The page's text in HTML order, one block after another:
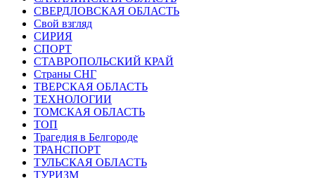
СВЕРДЛОВСКАЯ ОБЛАСТЬ
Свой взгляд
СИРИЯ
СПОРТ
СТАВРОПОЛЬСКИЙ КРАЙ
Страны СНГ
ТВЕРСКАЯ ОБЛАСТЬ
ТЕХНОЛОГИИ
ТОМСКАЯ ОБЛАСТЬ
ТОП
Трагедия в Белгороде
ТРАНСПОРТ
ТУЛЬСКАЯ ОБЛАСТЬ
ТУРИЗМ